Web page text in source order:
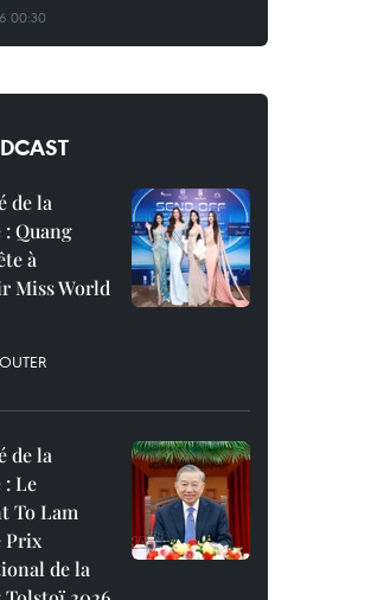
00:30
de la
: Quang
à
Miss World
de la
: Le
To Lam
Prix
de la